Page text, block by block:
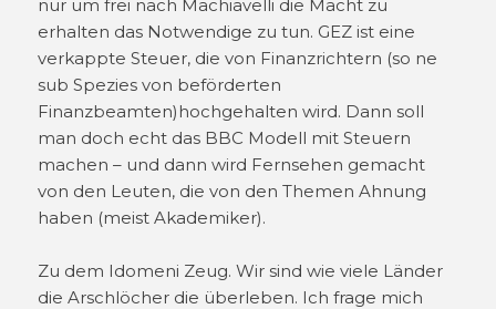
nur um frei nach Machiavelli die Macht zu
erhalten das Notwendige zu tun. GEZ ist eine
verkappte Steuer, die von Finanzrichtern (so ne
sub Spezies von beförderten
Finanzbeamten)hochgehalten wird. Dann soll
man doch echt das BBC Modell mit Steuern
machen – und dann wird Fernsehen gemacht
von den Leuten, die von den Themen Ahnung
haben (meist Akademiker).
Zu dem Idomeni Zeug. Wir sind wie viele Länder
die Arschlöcher die überleben. Ich frage mich